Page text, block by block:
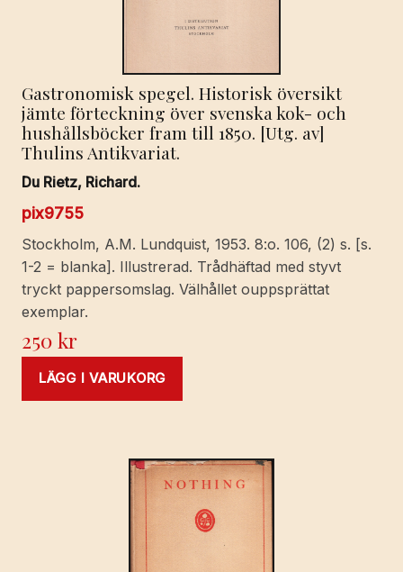
Gastronomisk spegel. Historisk översikt
jämte förteckning över svenska kok- och
hushållsböcker fram till 1850. [Utg. av]
Thulins Antikvariat.
Du Rietz, Richard.
pix9755
Stockholm, A.M. Lundquist, 1953. 8:o. 106, (2) s. [s.
1-2 = blanka]. Illustrerad. Trådhäftad med styvt
tryckt pappersomslag. Välhållet ouppsprättat
exemplar.
250kr
LÄGG I VARUKORG